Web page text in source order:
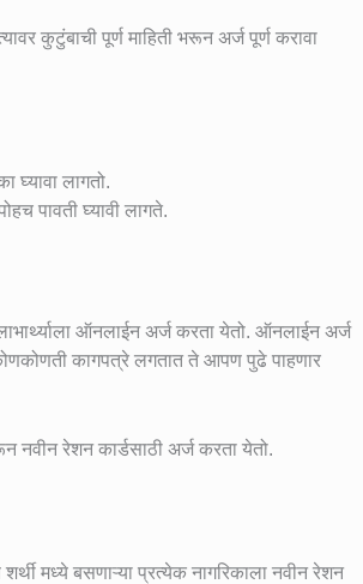
कुटुंबाची पूर्ण माहिती भरून अर्ज पूर्ण करावा
घ्यावा लागतो.
पावती घ्यावी लागते.
ऑनलाईन अर्ज करता येतो. ऑनलाईन अर्ज
कागपत्रे लगतात ते आपण पुढे पाहणार
नवीन रेशन कार्डसाठी अर्ज करता येतो.
मध्ये बसणाऱ्या प्रत्येक नागरिकाला नवीन रेशन